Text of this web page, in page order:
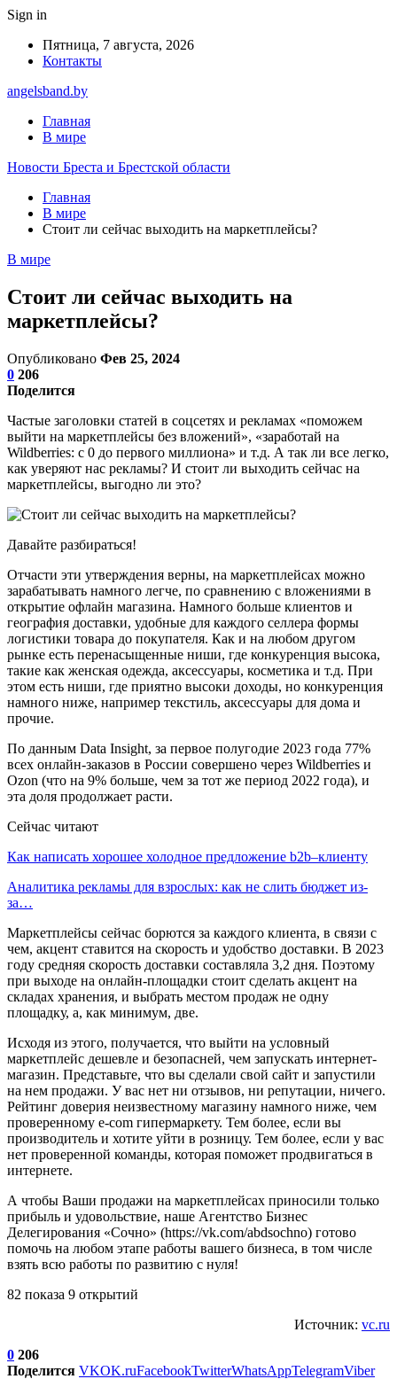
Sign in
Пятница, 7 августа, 2026
Контакты
angelsband.by
Главная
В мире
Новости Бреста и Брестской области
Главная
В мире
Стоит ли сейчас выходить на маркетплейсы?
В мире
Стоит ли сейчас выходить на
маркетплейсы?
Опубликовано Фев 25, 2024
0 206
Поделится
Частые заголовки статей в соцсетях и рекламах «поможем
выйти на маркетплейсы без вложений», «заработай на
Wildberries: с 0 до первого миллиона» и т.д. А так ли все легко,
как уверяют нас рекламы? И стоит ли выходить сейчас на
маркетплейсы, выгодно ли это?
Давайте разбираться!
Отчасти эти утверждения верны, на маркетплейсах можно
зарабатывать намного легче, по сравнению с вложениями в
открытие офлайн магазина. Намного больше клиентов и
география доставки, удобные для каждого селлера формы
логистики товара до покупателя. Как и на любом другом
рынке есть перенасыщенные ниши, где конкуренция высока,
такие как женская одежда, аксессуары, косметика и т.д. При
этом есть ниши, где приятно высоки доходы, но конкуренция
намного ниже, например текстиль, аксессуары для дома и
прочие.
По данным Data Insight, за первое полугодие 2023 года 77%
всех онлайн-заказов в России совершено через Wildberries и
Ozon (что на 9% больше, чем за тот же период 2022 года), и
эта доля продолжает расти.
Сейчас читают
Как написать хорошее холодное предложение b2b–клиенту
Аналитика рекламы для взрослых: как не слить бюджет из-
за…
Маркетплейсы сейчас борются за каждого клиента, в связи с
чем, акцент ставится на скорость и удобство доставки. В 2023
году средняя скорость доставки составляла 3,2 дня. Поэтому
при выходе на онлайн-площадки стоит сделать акцент на
складах хранения, и выбрать местом продаж не одну
площадку, а, как минимум, две.
Исходя из этого, получается, что выйти на условный
маркетплейс дешевле и безопасней, чем запускать интернет-
магазин. Представьте, что вы сделали свой сайт и запустили
на нем продажи. У вас нет ни отзывов, ни репутации, ничего.
Рейтинг доверия неизвестному магазину намного ниже, чем
проверенному e-com гипермаркету. Тем более, если вы
производитель и хотите уйти в розницу. Тем более, если у вас
нет проверенной команды, которая поможет продвигаться в
интернете.
А чтобы Ваши продажи на маркетплейсах приносили только
прибыль и удовольствие, наше Агентство Бизнес
Делегирования «Сочно» (https://vk.com/abdsochno) готово
помочь на любом этапе работы вашего бизнеса, в том числе
взять всю работы по развитию с нуля!
82 показа 9 открытий
Источник: vc.ru
0 206
Поделится VKOK.ruFacebookTwitterWhatsAppTelegramViber